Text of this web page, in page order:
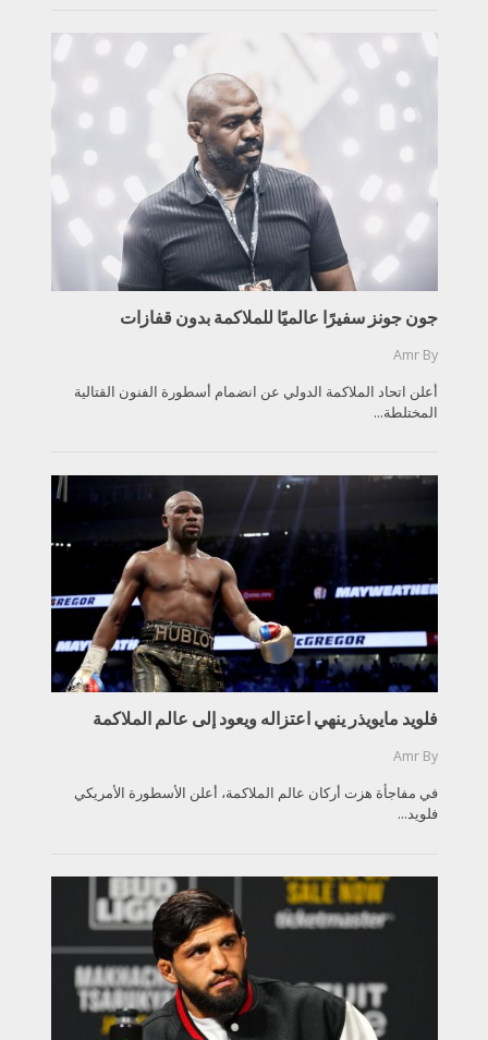
جون جونز سفيرًا عالميًا للملاكمة بدون قفازات
By
Amr
أعلن اتحاد الملاكمة الدولي عن انضمام أسطورة الفنون القتالية
المختلطة...
فلويد مايويذر ينهي اعتزاله ويعود إلى عالم الملاكمة
By
Amr
في مفاجأة هزت أركان عالم الملاكمة، أعلن الأسطورة الأمريكي
فلويد...